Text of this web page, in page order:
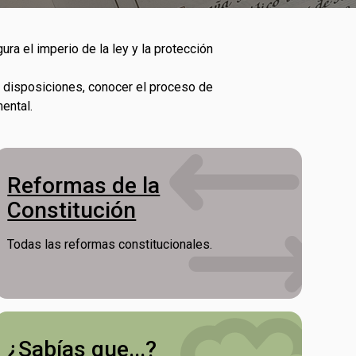
el imperio de la ley y la protección
conocer el proceso de
Reformas de la
Constitución
Todas las reformas constitucionales.
¿Sabías que...?